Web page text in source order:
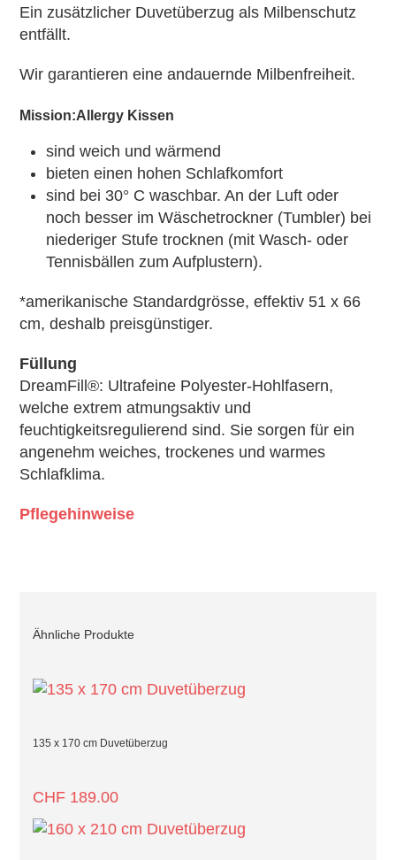
Ein zusätzlicher Duvetüberzug als Milbenschutz
entfällt.
Wir garantieren eine andauernde Milbenfreiheit.
Mission:Allergy Kissen
sind weich und wärmend
bieten einen hohen Schlafkomfort
sind bei 30° C waschbar. An der Luft oder
noch besser im Wäschetrockner (Tumbler) bei
niederiger Stufe trocknen (mit Wasch- oder
Tennisbällen zum Aufplustern).
*amerikanische Standardgrösse, effektiv 51 x 66
cm, deshalb preisgünstiger.
Füllung
DreamFill®: Ultrafeine Polyester-Hohlfasern,
welche extrem atmungsaktiv und
feuchtigkeitsregulierend sind. Sie sorgen für ein
angenehm weiches, trockenes und warmes
Schlafklima.
Pflegehinweise
Ähnliche Produkte
135 x 170 cm Duvetüberzug
CHF 189.00